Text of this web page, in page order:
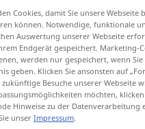
Cookies, damit Sie unsere
können. Notwendige, funktionale
Auswertung unserer Webseite
Endgerät gespeichert. Marketing-
werden nur gespeichert, wenn
geben. Klicken Sie ansonsten auf
Besuche unserer Webseite
möchten,
Hinweise zu der Datenverarbeitung
unser Impressum.